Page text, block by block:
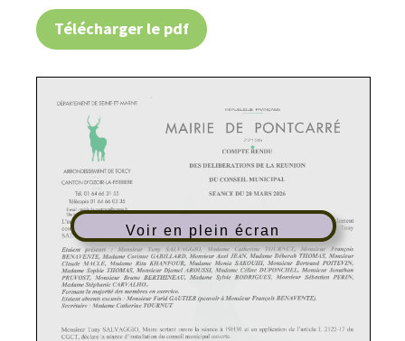
Télécharger le pdf
Voir en plein écran